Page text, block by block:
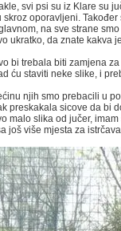
svi psi su iz Klare su
skroz oporavljeni.
na sve strane
ukratko, da znate kakva
bi trebala biti zamjena
ću staviti neke slike, i
njih smo prebacili u
preskakala sicove da bi
malo slika od jučer,
još više mjesta za